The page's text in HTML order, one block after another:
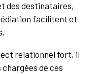
des destinataires,
facilitent et
relationnel fort, il
de ces